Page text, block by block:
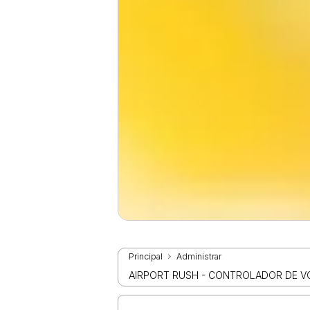
Principal Administrar
AIRPORT RUSH - CONTROLADOR DE